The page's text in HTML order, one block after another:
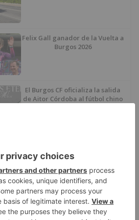
Felix Gall ganador de la Vuelta a
Burgos 2026
El Burgos CF oficializa la salida
de Aitor Córdoba al fútbol chino
a la participación de la provincia
de Burgos en FITUR
Fútbol Burgos: Lucas Ricoy
finaliza su etapa como
blanquinegro